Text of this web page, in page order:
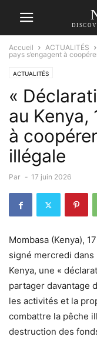
Accueil ACTUALITÉS
pays s’engagent à
ACTUALITÉS
«
au Kenya,
à
illégale
Par - 17 juin 2026
Mombasa (Kenya),
signé mercredi
Kenya, une «
partager davantage
les activités et la
combattre la pêche
destruction des